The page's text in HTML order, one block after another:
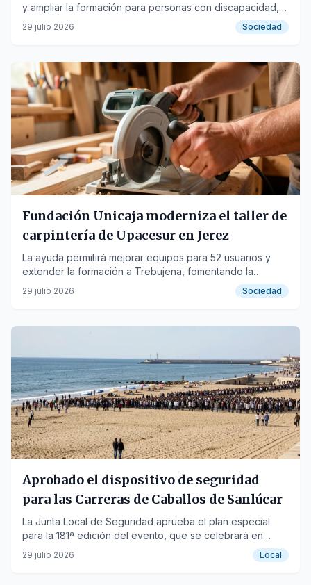
y ampliar la formación para personas con discapacidad,
extendiendo el proyecto a Trebujena.
29 julio 2026 Sociedad
Fundación Unicaja moderniza el taller de
carpintería de Upacesur en Jerez
La ayuda permitirá mejorar equipos para 52 usuarios y
extender la formación a Trebujena, fomentando la
inclusión laboral.
29 julio 2026 Sociedad
Aprobado el dispositivo de seguridad
para las Carreras de Caballos de Sanlúcar
La Junta Local de Seguridad aprueba el plan especial
para la 181ª edición del evento, que se celebrará en
agosto.
29 julio 2026 Local